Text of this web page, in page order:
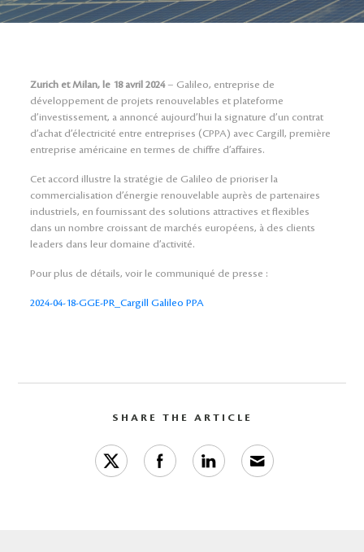
Zurich et Milan, le 18 avril 2024– Galileo, entreprise de
développement de projets renouvelables et plateforme
d’investissement, a annoncé aujourd’hui la signature d’un contrat
d’achat d’électricité entre entreprises (CPPA) avec Cargill, première
entreprise américaine en termes de chiffre d’affaires.
Cet accord illustre la stratégie de Galileo de prioriser la
commercialisation d’énergie renouvelable auprès de partenaires
industriels, en fournissant des solutions attractives et flexibles
dans un nombre croissant de marchés européens, à des clients
leaders dans leur domaine d’activité.
Pour plus de détails, voir le communiqué de presse :
2024-04-18-GGE-PR_Cargill Galileo PPA
SHARE THE ARTICLE